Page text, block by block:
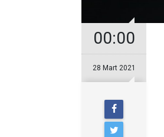
00:00
28 Mart 2021